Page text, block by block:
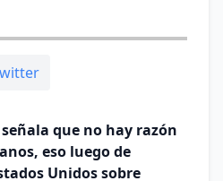
que no hay razón
eso luego de
Unidos sobre